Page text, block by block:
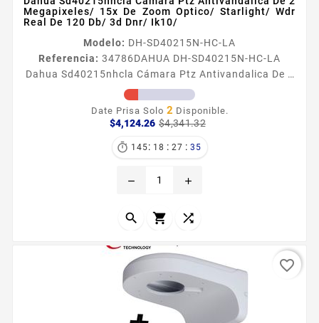
Megapixeles/ 15x De Zoom Optico/ Starlight/ Wdr
Real De 120 Db/ 3d Dnr/ Ik10/
Modelo: DH-SD40215N-HC-LA
Referencia: 34786DAHUA DH-SD40215N-HC-LA
Dahua Sd40215nhcla Cámara Ptz Antivandalica De 2
Megapixeles/ 15x De Zoom Optico/ Starlight/ Wdr
Real De 120 Db/ 3d Dnr/ Ik10/ Información General El
modelo SD40215NHCLA es una cámara ptz starlight
viendo a color en ambientes con poca luz la cámara
en alta resolución a...
Date Prisa Solo 2 Disponible.
$4,124.26 $4,341.32
 145: 18 : 27 : 33
remove add
  
favorite_border